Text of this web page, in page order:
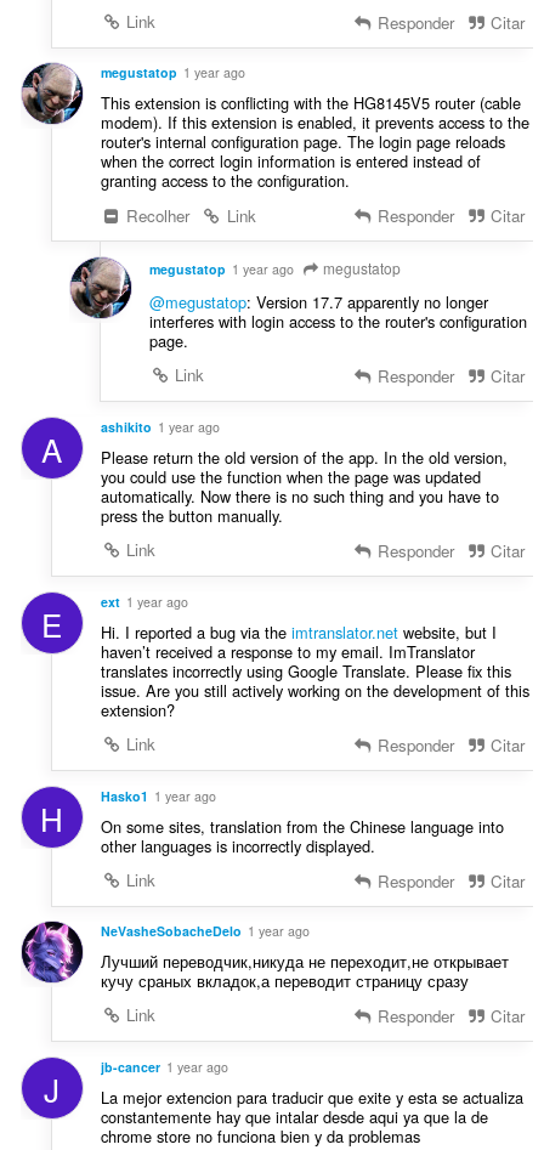
Link
Responder Citar
megustatop 1 year ago
This extension is conflicting with the HG8145V5 router (cable
modem). If this extension is enabled, it prevents access to the
router's internal configuration page. The login page reloads
when the correct login information is entered instead of
granting access to the configuration.
Recolher
Link Responder Citar
megustatop 1 year ago megustatop
@megustatop: Version 17.7 apparently no longer
interferes with login access to the router's configuration
page.
Link
Responder Citar
A ashikito 1 year ago
Please return the old version of the app. In the old version,
you could use the function when the page was updated
automatically. Now there is no such thing and you have to
press the button manually.
Link
Responder Citar
E ext 1 year ago
Hi. I reported a bug via the imtranslator.netwebsite, but I
haven’t received a response to my email. ImTranslator
translates incorrectly using Google Translate. Please fix this
issue. Are you still actively working on the development of this
extension?
Link
Responder Citar
H Hasko1 1 year ago
On some sites, translation from the Chinese language into
other languages ​​is incorrectly displayed.
Link
Responder Citar
NeVasheSobacheDelo 1 year ago
Лучший переводчик,никуда не переходит,не открывает
кучу сраных вкладок,а переводит страницу сразу
Link
Responder Citar
J jb-cancer 1 year ago
La mejor extencion para traducir que exite y esta se actualiza
constantemente hay que intalar desde aqui ya que la de
chrome store no funciona bien y da problemas